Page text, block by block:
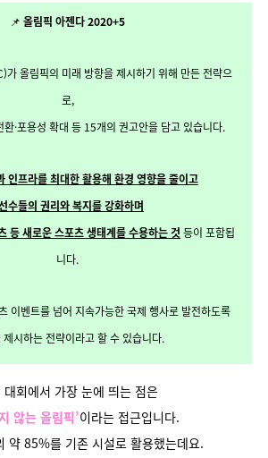
📌올림픽 아젠다 2020+5
가 올림픽의 미래 방향을 제시하기 위해 만든 전략으
로,
환·포용성 확대 등 15개의 권고안을 담고 있습니다.
인프라를 최대한 활용해 환경 영향을 줄이고
수들의 권리와 복지를 강화하며
등 새로운 스포츠 생태계를 수용하는 것 등이 포함됩
니다.
이벤트를 넘어지속가능한 국제 행사로 발전하도록
제시하는 전략이라고 할 수 있습니다.
대회에서 가장 눈에 띄는 점은
않는 올림픽’이라는 접근입니다.
약 85%를 기존 시설로 활용했는데요.